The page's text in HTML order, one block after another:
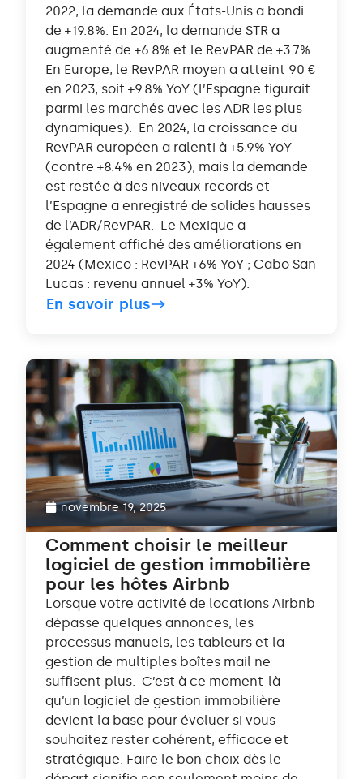
2022, la demande aux États-Unis a bondi
de +19.8%. En 2024, la demande STR a
augmenté de +6.8% et le RevPAR de +3.7%.
En Europe, le RevPAR moyen a atteint 90 €
en 2023, soit +9.8% YoY (l’Espagne figurait
parmi les marchés avec les ADR les plus
dynamiques). En 2024, la croissance du
RevPAR européen a ralenti à +5.9% YoY
(contre +8.4% en 2023), mais la demande
est restée à des niveaux records et
l’Espagne a enregistré de solides hausses
de l’ADR/RevPAR. Le Mexique a
également affiché des améliorations en
2024 (Mexico : RevPAR +6% YoY ; Cabo San
Lucas : revenu annuel +3% YoY).
En savoir plus
novembre 19, 2025
Comment choisir le meilleur
logiciel de gestion immobilière
pour les hôtes Airbnb
Lorsque votre activité de locations Airbnb
dépasse quelques annonces, les
processus manuels, les tableurs et la
gestion de multiples boîtes mail ne
suffisent plus. C’est à ce moment-là
qu’un logiciel de gestion immobilière
devient la base pour évoluer si vous
souhaitez rester cohérent, efficace et
stratégique. Faire le bon choix dès le